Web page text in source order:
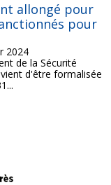
allongé pour
pour
2024
de la Sécurité
d'être formalisée